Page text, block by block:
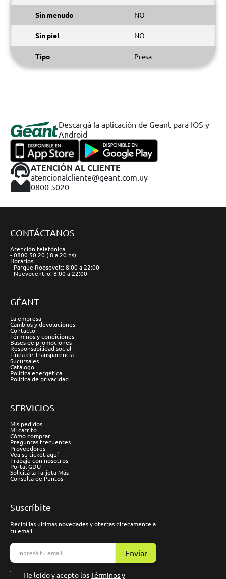
Sin menudo NO
Sin piel NO
Tipo Presa
Descargá la aplicación de Geant para IOS y
Android
ATENCIÓN AL CLIENTE
atencionalcliente@geant.com.uy
0800 5020
CONTÁCTANOS
Atención telefónica
- 0800 50 20 ( 8 a 20 hs)
Horarios
- Parque Roosevelt: 8:00 a 22:00
- Nuevocentro: 8:00 a 22:00
GÉANT
La empresa
Cambios y devoluciones
Contacto
Términos y condiciones
Bases de promociones
Responsabilidad social
Línea de Transparencia
Sucursales
Catálogo
Política energética
Política de privacidad
SERVICIOS
Mis pedidos
Mi carrito
Cómo comprar
Preguntas frecuentes
Proveedores
Vea su ticket aquí
Trabaje con nosotros
Portal GDU
Solicitá la Tarjeta Más
Consulta de Puntos
Suscríbite
Recibí las ultimas novedades y ofertas direcamente a
tu email
Enviar
He leído y acepto losTérminos y